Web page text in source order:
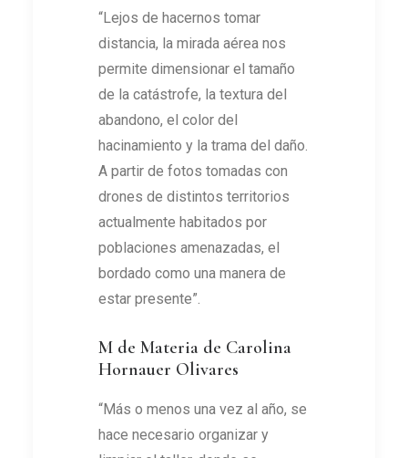
“Lejos de hacernos tomar
distancia, la mirada aérea nos
permite dimensionar el tamaño
de la catástrofe, la textura del
abandono, el color del
hacinamiento y la trama del daño.
A partir de fotos tomadas con
drones de distintos territorios
actualmente habitados por
poblaciones amenazadas, el
bordado como una manera de
estar presente”.
M de Materia de Carolina
Hornauer Olivares
“Más o menos una vez al año, se
hace necesario organizar y